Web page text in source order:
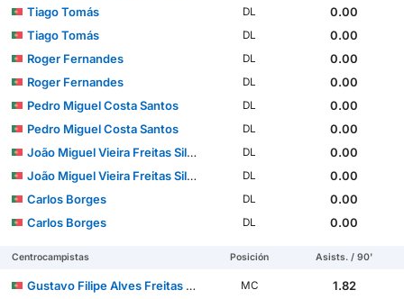
Tiago Tomás
DL
0.00
Tiago Tomás
DL
0.00
Roger Fernandes
DL
0.00
Roger Fernandes
DL
0.00
Pedro Miguel Costa Santos
DL
0.00
Pedro Miguel Costa Santos
DL
0.00
João Miguel Vieira Freitas Silva Marques
DL
0.00
João Miguel Vieira Freitas Silva Marques
DL
0.00
Carlos Borges
DL
0.00
Carlos Borges
DL 0.00
Centrocampistas Posición Asists. / 90'
Gustavo Filipe Alves Freitas Azevedo Sá MC
1.82